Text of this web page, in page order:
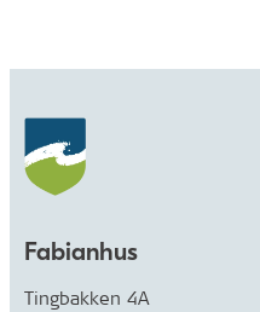
Fabianhus
Tingbakken 4A